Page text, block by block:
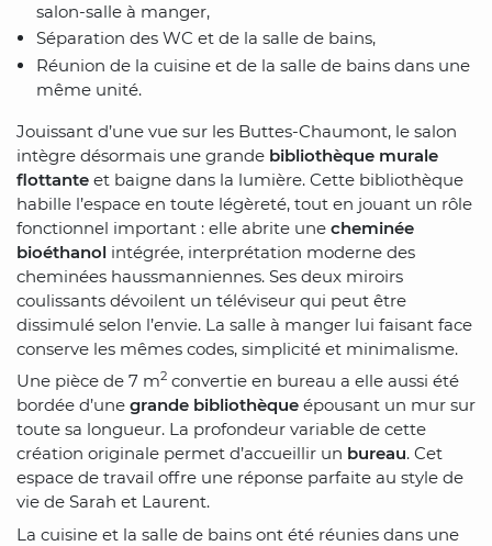
salon-salle à manger,
Séparation des WC et de la salle de bains,
Réunion de la cuisine et de la salle de bains dans une
même unité.
Jouissant d’une vue sur les Buttes-Chaumont, le salon
intègre désormais une grande bibliothèque murale
flottante et baigne dans la lumière. Cette bibliothèque
habille l’espace en toute légèreté, tout en jouant un rôle
fonctionnel important : elle abrite une cheminée
bioéthanol intégrée, interprétation moderne des
cheminées haussmanniennes. Ses deux miroirs
coulissants dévoilent un téléviseur qui peut être
dissimulé selon l’envie. La salle à manger lui faisant face
conserve les mêmes codes, simplicité et minimalisme.
Une pièce de 7 m2 convertie en bureau a elle aussi été
bordée d’une grande bibliothèque épousant un mur sur
toute sa longueur. La profondeur variable de cette
création originale permet d’accueillir un bureau. Cet
espace de travail offre une réponse parfaite au style de
vie de Sarah et Laurent.
La cuisine et la salle de bains ont été réunies dans une